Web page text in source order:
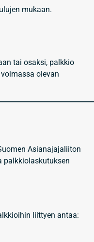
mukaan.
tai osaksi, palkkio
olevan
Asianajajaliiton
palkkiolaskutuksen
liittyen antaa: